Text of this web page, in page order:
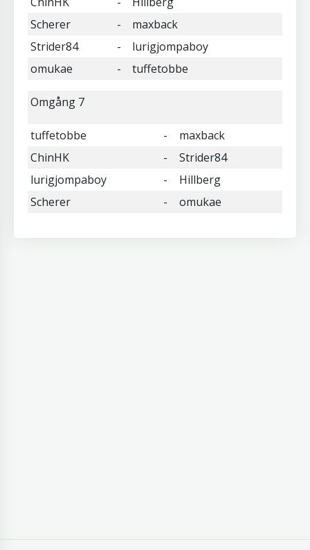
Scherer
-
maxback
Strider84
-
lurigjompaboy
omukae
- tuffetobbe
Omgång 7
tuffetobbe -
maxback
ChinHK
-
Strider84
lurigjompaboy
-
Hillberg
Scherer
- omukae